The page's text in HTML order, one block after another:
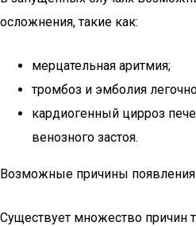
осложнения, такие как:
мерцательная аритмия;
тромбоз и эмболия
кардиогенный цирроз
венозного застоя.
Возможные причины появления
Существует множество причин